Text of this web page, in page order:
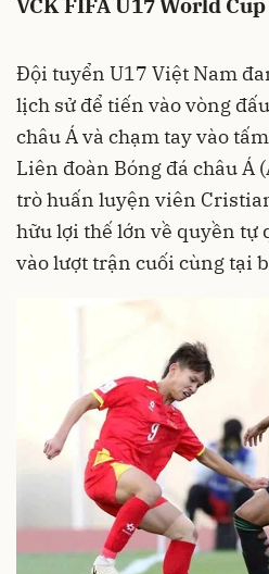
VCK FIFA U17 World
Đội tuyển U17 Việt Nam
lịch sử để tiến vào vòng
châu Á và chạm tay vào
Liên đoàn Bóng đá châu Á
trò huấn luyện viên
hữu lợi thế lớn về quyền tự
vào lượt trận cuối cùng tại